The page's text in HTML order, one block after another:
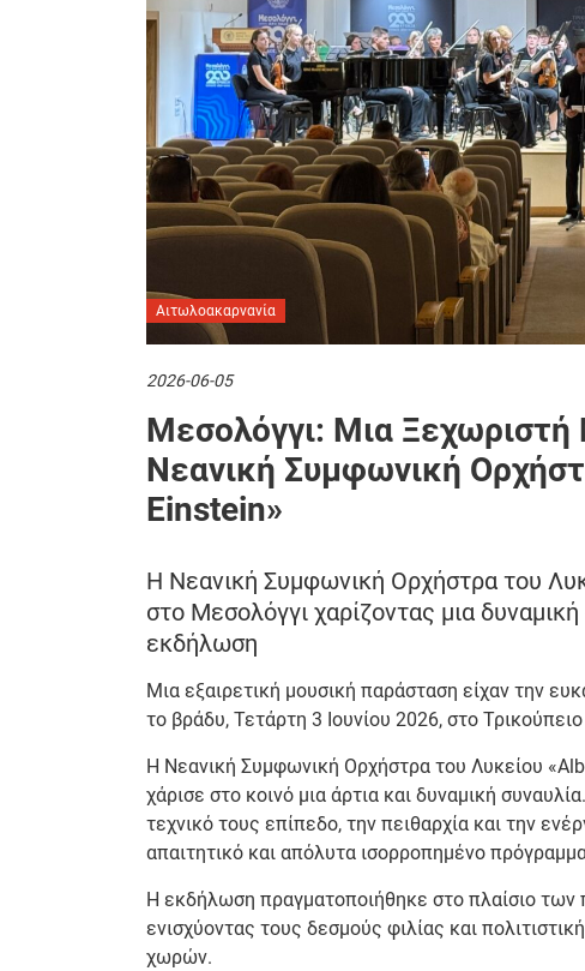
Αιτωλοακαρνανία
2026-06-05
Μεσολόγγι: Μια
Νεανική Συμφωνική
Einstein»
Η Νεανική Συμφωνική Ορχήστρα του
στο Μεσολόγγι χαρίζοντας μια
εκδήλωση
Μια εξαιρετική μουσική παράσταση είχαν την
το βράδυ, Τετάρτη 3 Ιουνίου 2026, στο
Η Νεανική Συμφωνική Ορχήστρα του Λυκείου
χάρισε στο κοινό μια άρτια και δυναμική
τεχνικό τους επίπεδο, την πειθαρχία και την
απαιτητικό και απόλυτα ισορροπημένο
Η εκδήλωση πραγματοποιήθηκε στο πλαίσιο
ενισχύοντας τους δεσμούς φιλίας και
χωρών.